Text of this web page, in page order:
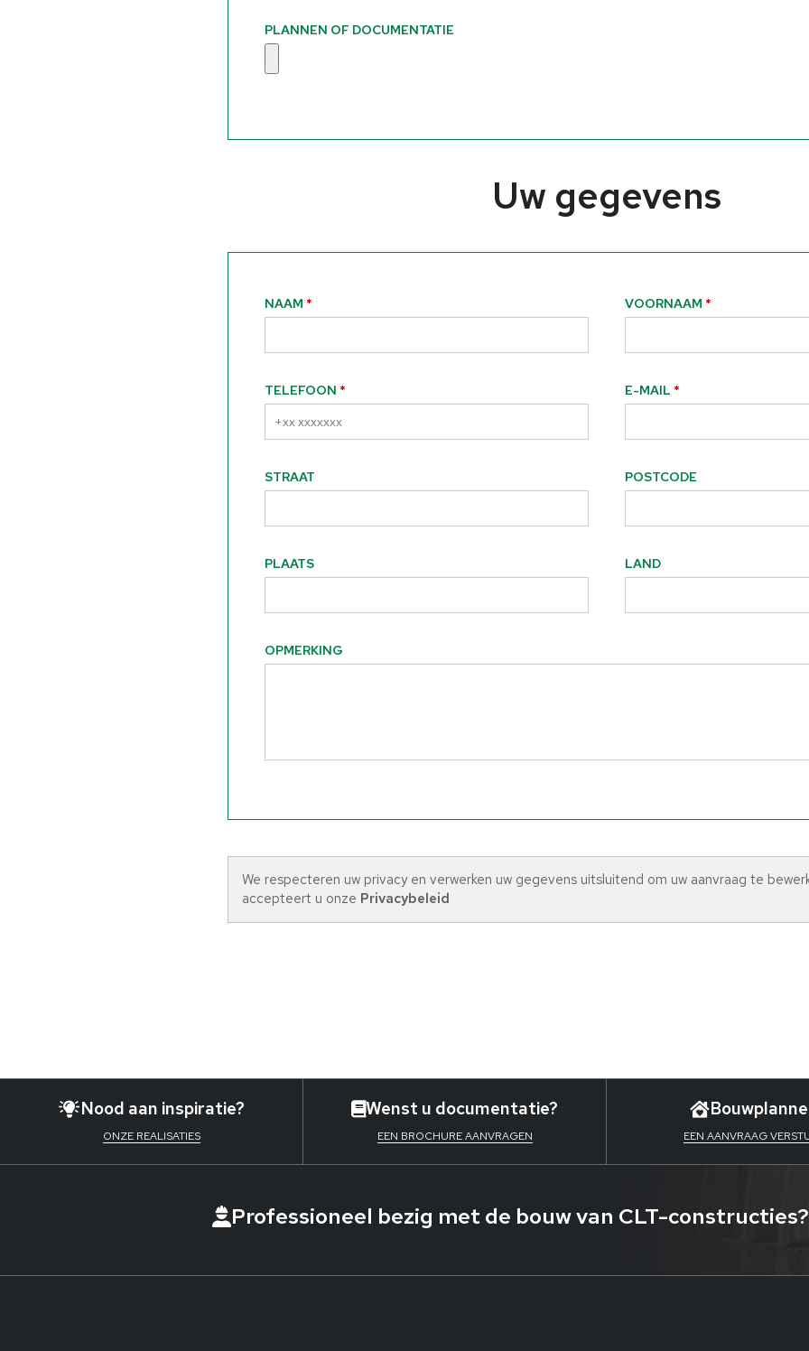
PLANNEN OF DOCUMENTATIE
Uw gegevens
NAAM VOORNAAM
TELEFOON E-MAIL
STRAAT POSTCODE
PLAATS LAND
OPMERKING
We respecteren uw privacy en verwerken uw gegevens uitsluitend om uw aanvraag te
accepteert u onze Privacybeleid
Nood aan inspiratie?
ONZE REALISATIES
Wenst u documentatie?
EEN BROCHURE AANVRAGEN EEN AANVRAAG
Professioneel bezig met de bouw van CLT-constructies?